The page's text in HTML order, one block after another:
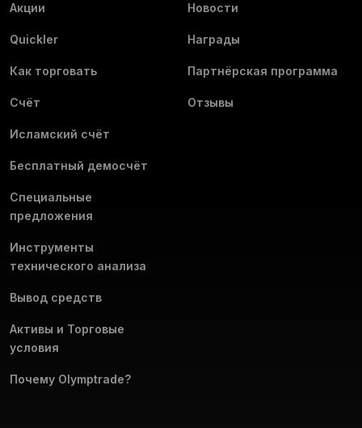
Акции
Quickler
Как торговать
Счёт
Исламский счёт
Бесплатный демосчёт
Специальные
предложения
Инструменты
технического анализа
Вывод средств
Активы и Торговые
условия
Почему Olymptrade?
Новости
Награды
Партнёрская программа
Отзывы